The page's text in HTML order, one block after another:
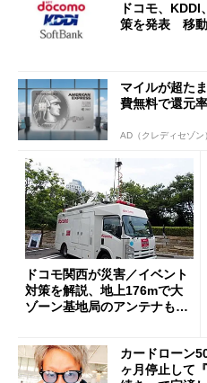
ドコモ、
策を発表 移動
マイルが超た
費無料で還元
AD（クレディセゾン
ドコモ関西が災害／イベント
対策を解説、地上176mで大
ゾーン基地局のアンテナも確
カードローン
ヶ月停止して